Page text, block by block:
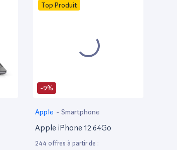
-9%
Top Produit
Apple - Smartphone
Apple iPhone 12 64Go
244 offres à partir de :